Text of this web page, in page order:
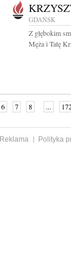
GDAŃSK
Z głębokim
Męża i Tatę
6 7 8 ...
Reklama
Polityka